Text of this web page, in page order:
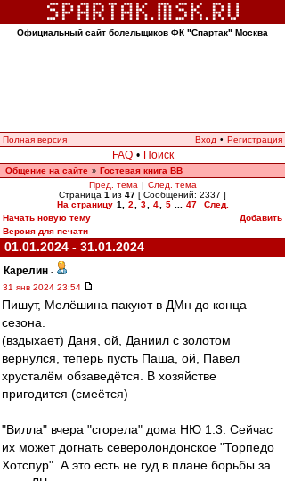
Официальный сайт болельщиков ФК "Спартак" Москва
Полная версия Вход • Регистрация
FAQ • Поиск
Общение на сайте » Гостевая книга ВВ
Пред. тема | След. тема
Страница 1 из 47 [ Сообщений: 2337 ]
На страницу 1 2 3 4 5 47
След.
Начать новую тему
Добавить
Версия для печати
01.01.2024 - 31.01.2024
Карелин -
31 янв 2024 23:54
Пишут, Мелёшина пакуют в ДМн до конца
сезона.
(вздыхает) Даня, ой, Даниил с золотом
вернулся, теперь пусть Паша, ой, Павел
хрусталём обзаведётся. В хозяйстве
пригодится (смеётся)
"Вилла" вчера "сгорела" дома НЮ 1:3. Сейчас
их может догнать северолондонское "Торпедо
Хотспур". А это есть не гуд в плане борьбы за